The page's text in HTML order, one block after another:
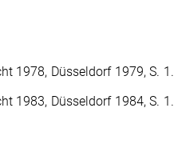
1978, Düsseldorf 1979, S. 1.
1983, Düsseldorf 1984, S. 1.